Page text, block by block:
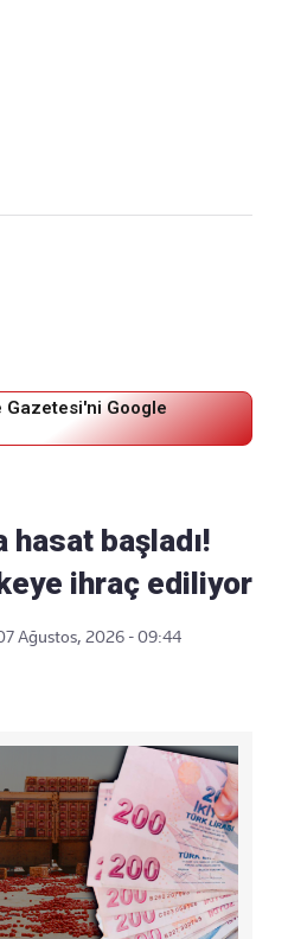
Gazetesi'ni Google
hasat başladı!
ihraç ediliyor
Ağustos, 2026 - 09:44